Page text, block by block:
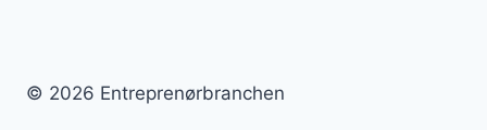
© 2026 Entreprenørbranchen